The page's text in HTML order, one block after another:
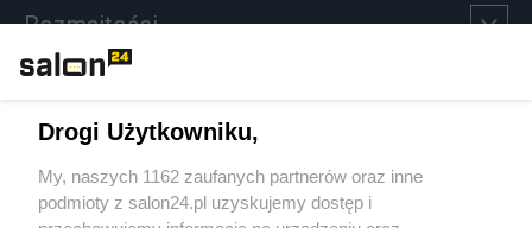
Rozmaitości
Sport
Społeczeństwo
Drogi Użytkowniku,
My, naszych 1162 zaufanych partnerów oraz inne
podmioty z salon24.pl uzyskujemy dostęp i